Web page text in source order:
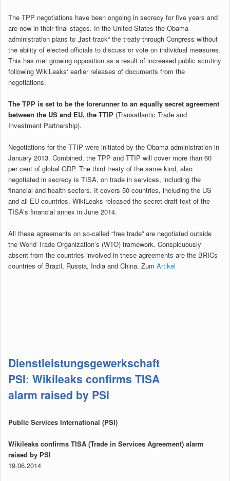
The TPP negotiations have been ongoing in secrecy for five years and
are now in their final stages. In the United States the Obama
administration plans to „fast-track“ the treaty through Congress without
the ability of elected officials to discuss or vote on individual measures.
This has met growing opposition as a result of increased public scrutiny
following WikiLeaks‘ earlier releases of documents from the
negotiations.
The TPP is set to be the forerunner to an equally secret agreement
between the US and EU, the TTIP (Transatlantic Trade and
Investment Partnership).
Negotiations for the TTIP were initiated by the Obama administration in
January 2013. Combined, the TPP and TTIP will cover more than 60
per cent of global GDP. The third treaty of the same kind, also
negotiated in secrecy is TISA, on trade in services, including the
financial and health sectors. It covers 50 countries, including the US
and all EU countries. WikiLeaks released the secret draft text of the
TISA’s financial annex in June 2014.
All these agreements on so-called “free trade” are negotiated outside
the World Trade Organization’s (WTO) framework. Conspicuously
absent from the countries involved in these agreements are the BRICs
countries of Brazil, Russia, India and China. Zum Artikel
Dienstleistungsgewerkschaft
PSI: Wikileaks confirms TISA
alarm raised by PSI
Public Services International (PSI)
Wikileaks confirms TISA (Trade in Services Agreement) alarm
raised by PSI
19.06.2014